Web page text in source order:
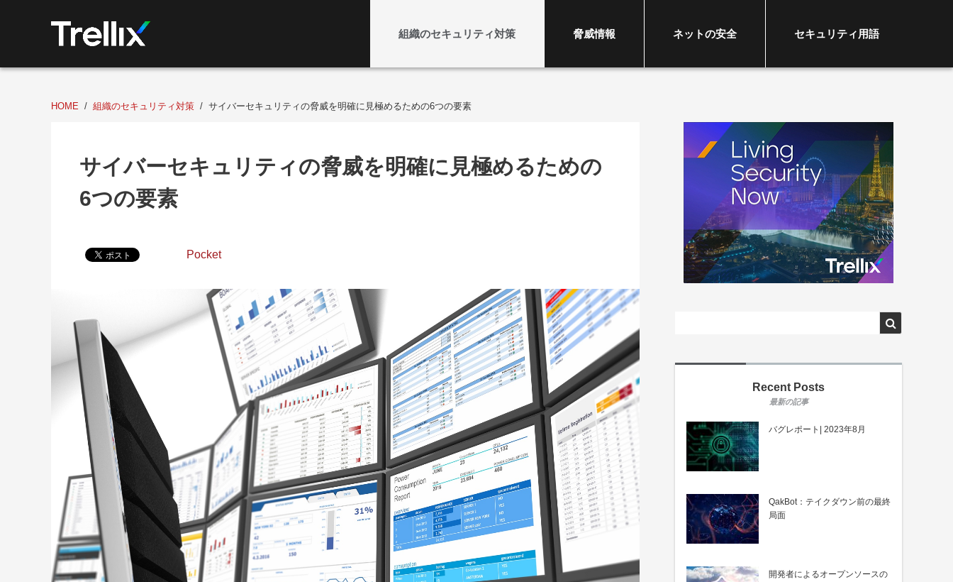
組織のセキュリティ対策 脅威情報 ネットの安全 セキュリティ用語
HOME 組織のセキュリティ対策 サイバーセキュリティの脅威を明確に見極めるための6つの要素
サイバーセキュリティの脅威を明確に見極めるための
6つの要素
Pocket
Recent Posts
バグレポート| 2023年8月
QakBot：テイクダウン前の最終
局面
開発者によるオープンソースの